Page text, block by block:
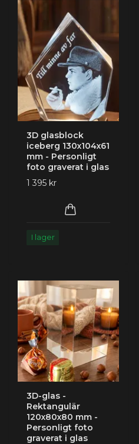
3D glasblock
iceberg 130x104x61
mm - Personligt
foto graverat i glas
1 395 kr
I lager
3D-glas -
Rektangulär
120x80x80 mm -
Personligt foto
graverat i glas